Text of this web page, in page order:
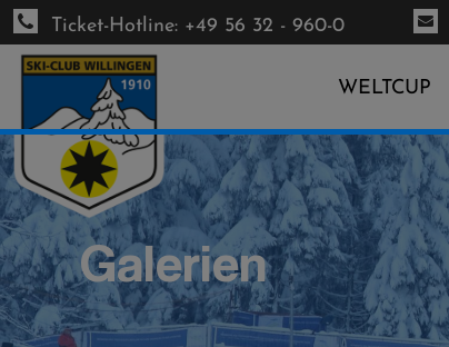
Direkt
zum
Inhalt
Ticket-Hotline: +49 56 32 - 960-0
WELTCUP
Galerien